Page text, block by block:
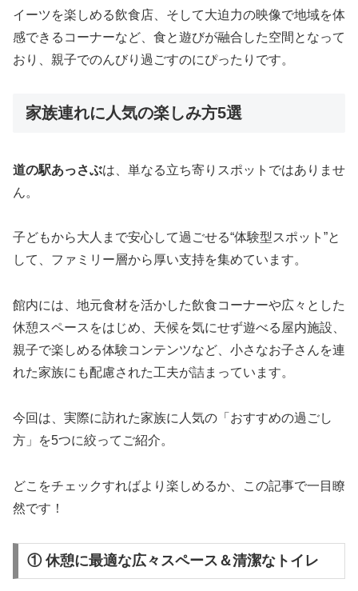
イーツを楽しめる飲食店、そして大迫力の映像で地域を体
感できるコーナーなど、食と遊びが融合した空間となって
おり、親子でのんびり過ごすのにぴったりです。
家族連れに人気の楽しみ方5選
道の駅あっさぶは、単なる立ち寄りスポットではありませ
ん。
子どもから大人まで安心して過ごせる“体験型スポット”と
して、ファミリー層から厚い支持を集めています。
館内には、地元食材を活かした飲食コーナーや広々とした
休憩スペースをはじめ、天候を気にせず遊べる屋内施設、
親子で楽しめる体験コンテンツなど、小さなお子さんを連
れた家族にも配慮された工夫が詰まっています。
今回は、実際に訪れた家族に人気の「おすすめの過ごし
方」を5つに絞ってご紹介。
どこをチェックすればより楽しめるか、この記事で一目瞭
然です！
① 休憩に最適な広々スペース＆清潔なトイレ